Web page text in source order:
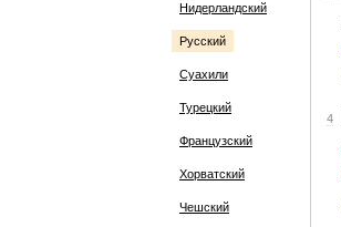
Нидерландский
Русский
Суахили
Турецкий
Французский
Хорватский
Чешский
4